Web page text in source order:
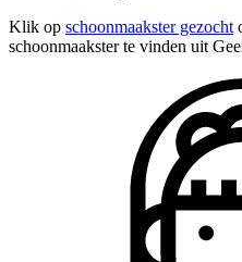
Klik op schoonmaakster gezocht
schoonmaakster te vinden uit